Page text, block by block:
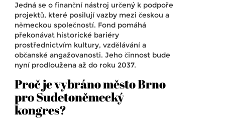
Jedná se o finanční nástroj určený k podpoře
projektů, které posilují vazby mezi českou a
německou společností. Fond pomáhá
překonávat historické bariéry
prostřednictvím kultury, vzdělávání a
občanské angažovanosti. Jeho činnost bude
nyní prodloužena až do roku 2037.
Proč je vybráno město Brno
pro Sudetoněmecký
kongres?